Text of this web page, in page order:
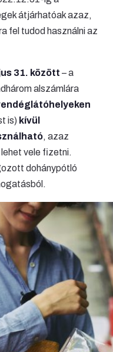
átjárhatóak azaz,
fel tudod használni az
31. között – a
alszámlára
is) kívül
, azaz
vele fizetni.
dohánypótló